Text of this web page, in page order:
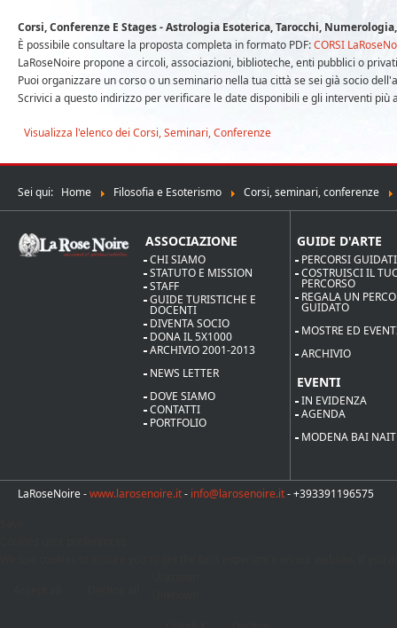
Corsi, Conferenze E Stages - Astrologia Esoterica, Tarocchi,
È possibile consultare la proposta completa in formato PDF:CORSI
LaRoseNoire propone a circoli, associazioni, biblioteche, enti pubblici o
Puoi organizzare un corso o un seminario nella tua città se sei già socio
Scrivici a questo indirizzo per verificare le date disponibili e gli interventi più
Visualizza l'elenco dei Corsi, Seminari, Conferenze
Sei qui: Home Filosofia e Esoterismo Corsi, seminari, conferenze
ASSOCIAZIONE
CHI SIAMO
STATUTO E MISSION
STAFF
GUIDE TURISTICHE E
DOCENTI
DIVENTA SOCIO
DONA IL 5X1000
ARCHIVIO 2001-2013
NEWS LETTER
DOVE SIAMO
CONTATTI
PORTFOLIO
GUIDE D'ARTE
PERCORSI GUIDATI
COSTRUISCI IL
PERCORSO
REGALA UN
GUIDATO
MOSTRE ED
ARCHIVIO
EVENTI
IN EVIDENZA
AGENDA
MODENA BAI NAIT
LaRoseNoire -www.larosenoire.it- info@larosenoire.it- +393391196575